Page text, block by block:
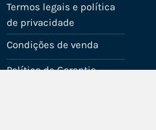
Termos legais e política
de privacidade
Condições de venda
Política de Garantia